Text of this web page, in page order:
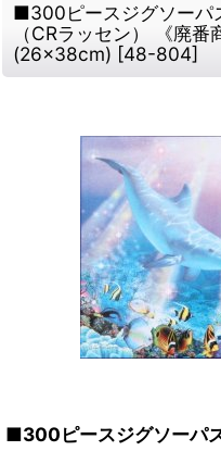
■300ピースジグソーパ
（CRラッセン） 《廃
(26×38cm) [48-804]
■300ピースジグソーパ